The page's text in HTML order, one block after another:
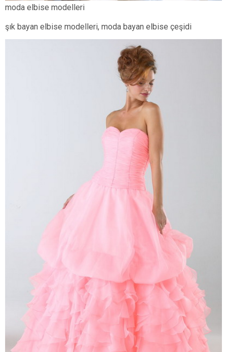
moda elbise modelleri
şık bayan elbise modelleri, moda bayan elbise çeşidi